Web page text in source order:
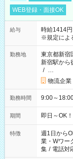
WEB登録・面接OK
給与
時給1414
※規定によ
勤務地
東京都新宿
新宿駅から
/ …
物流企業
勤務時間 9:00～
期間 即日～OK
特徴 週1日から
業・Wワー
集 / 電話対